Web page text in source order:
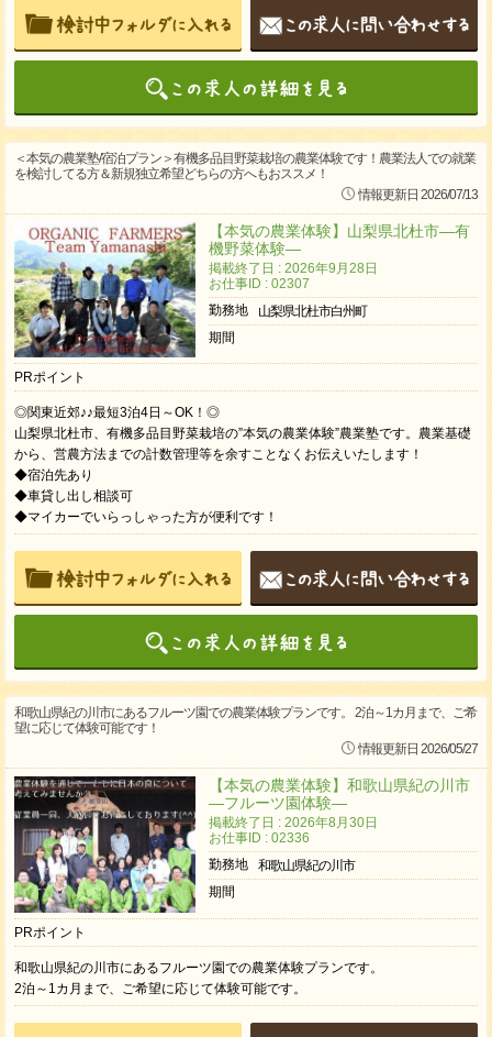
＜本気の農業塾/宿泊プラン＞有機多品目野菜栽培の農業体験です！農業法人での就業
を検討してる方＆新規独立希望どちらの方へもおススメ！
情報更新日 2026/07/13
【本気の農業体験】山梨県北杜市―有
機野菜体験―
掲載終了日 : 2026年9月28日
お仕事ID : 02307
勤務地
山梨県北杜市白州町
期間
PRポイント
◎関東近郊♪♪最短3泊4日～OK！◎
山梨県北杜市、有機多品目野菜栽培の”本気の農業体験”農業塾です。農業基礎
から、営農方法までの計数管理等を余すことなくお伝えいたします！
◆宿泊先あり
◆車貸し出し相談可
◆マイカーでいらっしゃった方が便利です！
和歌山県紀の川市にあるフルーツ園での農業体験プランです。 2泊～1カ月まで、ご希
望に応じて体験可能です！
情報更新日 2026/05/27
【本気の農業体験】和歌山県紀の川市
―フルーツ園体験―
掲載終了日 : 2026年8月30日
お仕事ID : 02336
勤務地
和歌山県紀の川市
期間
PRポイント
和歌山県紀の川市にあるフルーツ園での農業体験プランです。
2泊～1カ月まで、ご希望に応じて体験可能です。